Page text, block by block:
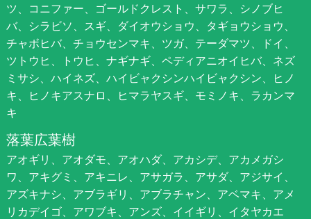
ツ、コニファー、ゴールドクレスト、サワラ、シノブヒ
バ、シラビソ、スギ、ダイオウショウ、タギョウショウ、
チャボヒバ、チョウセンマキ、ツガ、テーダマツ、ドイ、
ツトウヒ、トウヒ、ナギナギ、ペディアニオイヒバ、ネズ
ミサシ、ハイネズ、ハイビャクシンハイビャクシン、ヒノ
キ、ヒノキアスナロ、ヒマラヤスギ、モミノキ、ラカンマ
キ
落葉広葉樹
アオギリ、アオダモ、アオハダ、アカシデ、アカメガシ
ワ、アキグミ、アキニレ、アサガラ、アサダ、アジサイ、
アズキナシ、アブラギリ、アブラチャン、アベマキ、アメ
リカデイゴ、アワブキ、アンズ、イイギリ、イタヤカエ